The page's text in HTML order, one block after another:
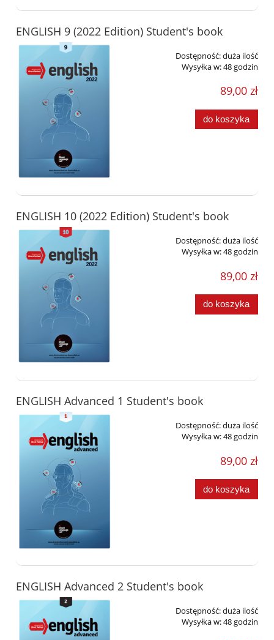
ENGLISH 9 (2022 Edition) Student's book
Dostępność:duża ilość
Wysyłka w:48 godzin
89,00 zł
do koszyka
ENGLISH 10 (2022 Edition) Student's book
Dostępność:duża ilość
Wysyłka w:48 godzin
89,00 zł
do koszyka
ENGLISH Advanced 1 Student's book
Dostępność:duża ilość
Wysyłka w:48 godzin
89,00 zł
do koszyka
ENGLISH Advanced 2 Student's book
Dostępność:duża ilość
Wysyłka w:48 godzin